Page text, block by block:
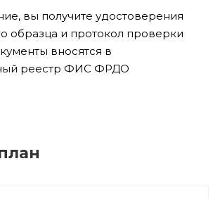
вы получите удостоверения
образца и протокол проверки
вносятся в
реестр ФИС ФРДО